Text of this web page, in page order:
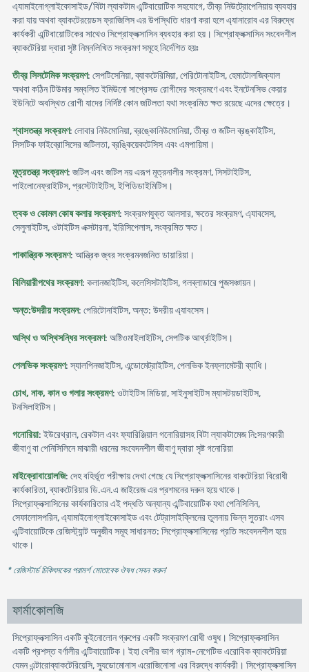
এ্যামাইনোগ্লাইকোসাইড/বিটা ল্যাকটাম এন্টিবায়োটিক সহযোগে, তীব্র নিউট্রোপেনিয়ায় ব্যবহার
করা যায় অথবা ব্যাকটেরয়েডস ফ্রাজিলিস এর উপস্থিতি ধারণা করা হলে এ্যানারোব এর বিরুদ্ধে
কার্যকরী এন্টিবায়োটিকের সাথেও সিপ্রোফ্লক্সাসিন ব্যবহার করা হয়। সিপ্রোফ্লক্সাসিন সংবেদশীল
ব্যাকটেরিয়া দ্বারা সৃষ্ট নিম্নলিখিত সংক্রমণ সমূহে নির্দেশিত হয়ঃ
তীব্র সিসটেমিক সংক্রমণ: সেপটিসেনিয়া, ব্যাকটেরিমিয়া, পেরিটোনাইটিস, হেমাটোলজিক্যাল
অথবা কঠিন টিউমার সম্বলিত ইমিউনো সাপ্রেসড রোগীদের সংক্রমণে এবং ইনটেনসিভ কেয়ার
ইউনিটে অবস্থিত রোগী যাদের নির্দিষ্ট কোন জটিলতা যথা সংক্রমিত ক্ষত রয়েছে এদের ক্ষেত্রে।
শ্বাসতন্ত্র সংক্রমণ: লোবার নিউমোনিয়া, ব্রঙ্কোনিউমোনিয়া, তীব্র ও জটিল ব্রঙ্কাইটিস,
সিসটিক ফাইব্রোসিসের জটিলতা, ব্রঙ্কিয়েকটেসিস এবং এমপায়িমা।
মূত্রতন্ত্র সংক্রমণ: জটিল এবং জটিল নয় এরূপ মূত্রনালীর সংক্রমণ, সিসটাইটিস,
পাইলোনেফ্রাইটিস, প্রস্টেটাইটিস, ইপিডিডাইমিটিস।
ত্বক ও কোমল কোষ কলার সংক্রমণ: সংক্রমণযুক্ত আলসার, ক্ষতের সংক্রমণ, এ্যাবসেস,
সেলুলাইটিস, ওটাইটিস এক্সটারনা, ইরিসিপেলাস, সংক্রমিত ক্ষত।
পাকান্ত্রিক সংক্রমণ: আন্ত্রিক জ্বর সংক্রমনজনিত ডায়ারিয়া।
বিলিয়ারীপথের সংক্রমণ: কলানজাইটিস, কলেসিসটাইটিস, গলব্লাডারে পুজসঞ্চায়ন।
অন্ত:উদরীয় সংক্রমন: পেরিটোনাইটিস, অন্ত: উদরীয় এ্যাবসেস।
অস্থি ও অস্থিসন্ধির সংক্রমণ: অষ্টিওমাইলাইটিস, সেপটিক আর্থ্রাইটিস।
পেলভিক সংক্রমণ: স্যালপিনজাইটিস, এন্ডোমেট্রাইটিস, পেলভিক ইনফ্লামেটরী ব্যাধি।
চোখ, নাক, কান ও গলার সংক্রমণ: ওটাইটিস মিডিয়া, সাইনুসাইটিস ম্যাসটয়ডাইটিস,
টনসিলাইটিস।
গনোরিয়া: ইউরেথ্রাল, রেকটাল এবং ফ্যারিঞ্জিয়াল গনোরিয়াসহ বিটা ল্যাকটামেজ নি:সরণকারী
জীবাণু বা পেনিসিলিনে মাঝারী ধরনের সংবেদনশীল জীবাণু দ্বারা সৃষ্ট গনোরিয়া
মাইক্রোবায়োলজি: দেহ বহির্ভূত পরীক্ষায় দেখা গেছে যে সিপ্রোফ্লক্সাসিনের বাকটেরিয়া বিরোধী
কার্যকারিতা, ব্যাকটেরিয়ার ডি.এন.এ জাইরেজ এর প্রশমনের দরুন হয়ে থাকে।
সিপ্রোফ্লক্সাসিনের কার্যকারিতার এই পদ্ধতি অন্যান্য এন্টিবায়োটিক যথা পেনিসিলিন,
সেফালোসপরিন, এ্যামাইনোগ্লাইকোসাইড এবং টেট্রাসাইক্লিনের তুলনায় ভিন্ন সুতরাং এসব
এন্টিবায়োটিকে রেজিস্ট্যান্ট অনুজীব সমূহ সাধারনত: সিপ্রোফ্লক্সাসিনের প্রতি সংবেদনশীল হয়ে
থাকে।
* রেজিস্টার্ড চিকিৎসকের পরামর্শ মোতাবেক ঔষধ সেবন করুন'
ফার্মাকোলজি
সিপ্রোফ্লক্সাসিন একটি কুইনোলোন গ্রুপের একটি সংক্রমণ রোধী ওষুধ। সিপ্রোফ্লক্সাসিন
একটি প্রশস্ত বর্ণালীর এন্টিবায়োটিক। ইহা বেশীর ভাগ গ্রাম-নেগেটিভ এরোবিক ব্যাকটেরিয়া
যেমন এন্টারোব্যাকটেরিয়েসি, স্যুডোমোনাস এরোজিনোসা এর বিরুদ্ধে কার্যকরী। সিপ্রোফ্লক্সাসিন